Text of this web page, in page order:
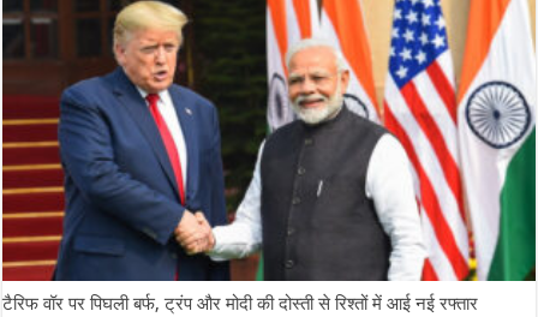
टैरिफ वॉर पर पिघली बर्फ, ट्रंप और मोदी की दोस्ती से रिश्तों में आई नई रफ्तार